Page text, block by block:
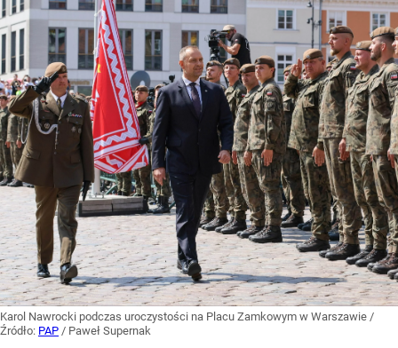
Karol Nawrocki podczas uroczystości na Placu Zamkowym w Warszawie /
Źródło: PAP / Paweł Supernak